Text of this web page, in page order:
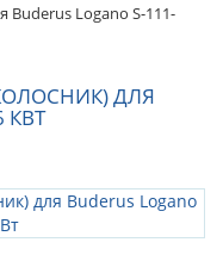
Buderus Logano S-111-
ДЛЯ
КВТ